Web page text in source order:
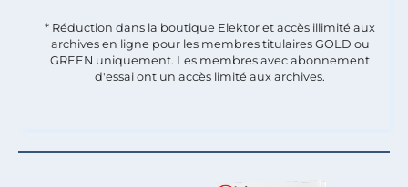
* Réduction dans la boutique Elektor et accès illimité aux
archives en ligne pour les membres titulaires GOLD ou
GREEN uniquement. Les membres avec abonnement
d'essai ont un accès limité aux archives.